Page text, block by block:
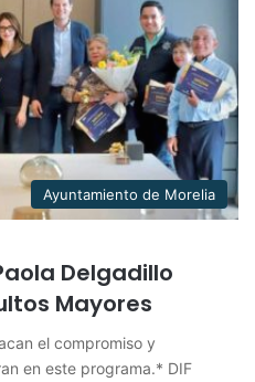
Ayuntamiento de Morelia
Delgadillo
Mayores
el compromiso y
en este programa.* DIF